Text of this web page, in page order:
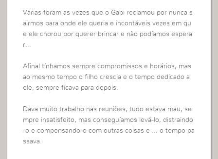
Várias foram as vezes que o Gabi reclamou por nunca s
airmos para onde ele queria e incontáveis vezes em qu
e ele chorou por querer brincar e não podíamos espera
r…
Afinal tínhamos sempre compromissos e horários, mas
ao mesmo tempo o filho crescia e o tempo dedicado a
ele, sempre ficava para depois.
Dava muito trabalho nas reuniões, tudo estava mau, se
mpre insatisfeito, mas conseguíamos levá-lo, distraindo
-o e compensando-o com outras coisas e … o tempo pa
ssava.